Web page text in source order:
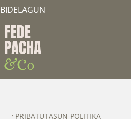
BIDELAGUN
PRIBATUTASUN POLITIKA